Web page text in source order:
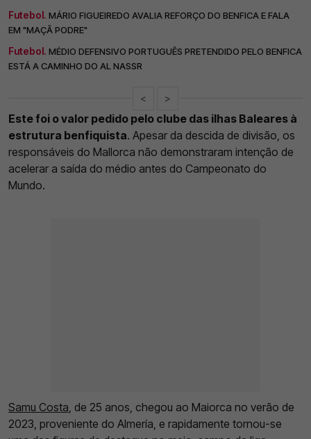
Futebol. MÁRIO FIGUEIREDO AVALIA REFORÇO DO BENFICA E FALA
EM "MAÇÃ PODRE"
Futebol. MÉDIO DEFENSIVO PORTUGUÊS PRETENDIDO PELO BENFICA
ESTÁ A CAMINHO DO AL NASSR
< >
Este foi o valor pedido pelo clube das ilhas Baleares à
estrutura benfiquista. Apesar da descida de divisão, os
responsáveis do Mallorca não demonstraram intenção de
acelerar a saída do médio antes do Campeonato do
Mundo.
Samu Costa , de 25 anos, chegou ao Maiorca no verão de
2023, proveniente do Almería, e rapidamente tornou-se